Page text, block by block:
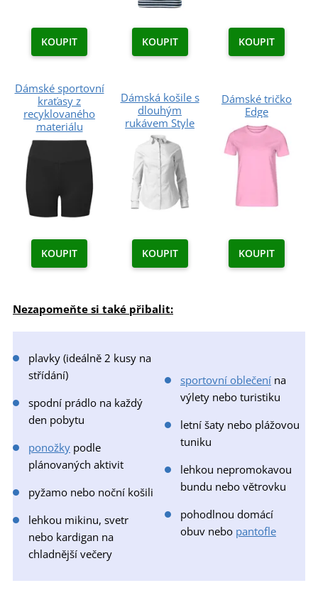
KOUPIT KOUPIT KOUPIT
Dámské sportovní
kraťasy z
recyklovaného
materiálu
Dámská košile s
dlouhým
rukávem Style
Dámské tričko
Edge
KOUPIT KOUPIT KOUPIT
Nezapomeňte si také přibalit:
plavky (ideálně 2 kusy na
střídání)
spodní prádlo na každý
den pobytu
ponožky podle
plánovaných aktivit
pyžamo nebo noční košili
lehkou mikinu, svetr
nebo kardigan na
chladnější večery
sportovní oblečenína
výlety nebo turistiku
letní šaty nebo plážovou
tuniku
lehkou nepromokavou
bundu nebo větrovku
pohodlnou domácí
obuv nebo pantofle